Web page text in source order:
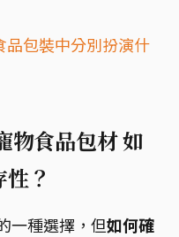
品包裝中分別扮演什
物食品包材 如
？
一種選擇，但如何確